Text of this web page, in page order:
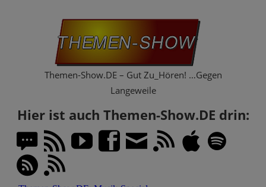
Themen-Show.DE – Gut Zu_Hören! …Gegen
Langeweile
Hier ist auch Themen-Show.DE drin: